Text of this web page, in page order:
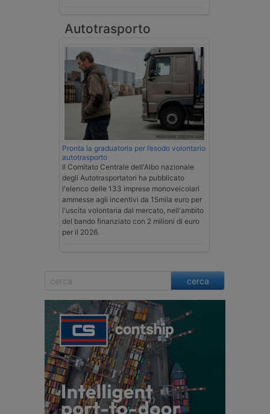
Autotrasporto
Pronta la graduatoria per l’esodo volontario
autotrasporto
Il Comitato Centrale dell'Albo nazionale
degli Autotrasportatori ha pubblicato
l'elenco delle 133 imprese monoveicolari
ammesse agli incentivi da 15mila euro per
l'uscita volontaria dal mercato, nell'ambito
del bando finanziato con 2 milioni di euro
per il 2026.
cerca